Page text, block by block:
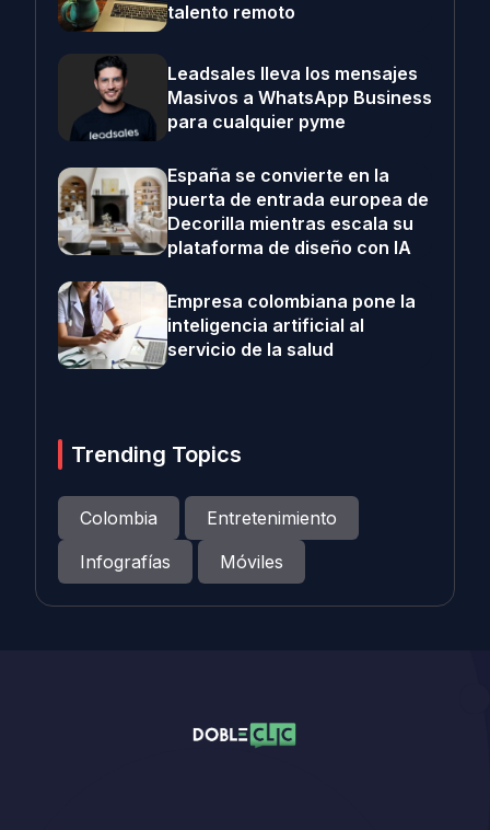
talento remoto
Leadsales lleva los mensajes
Masivos a WhatsApp Business
para cualquier pyme
España se convierte en la
puerta de entrada europea de
Decorilla mientras escala su
plataforma de diseño con IA
Empresa colombiana pone la
inteligencia artificial al
servicio de la salud
Trending Topics
Colombia
Entretenimiento
Infografías
Móviles